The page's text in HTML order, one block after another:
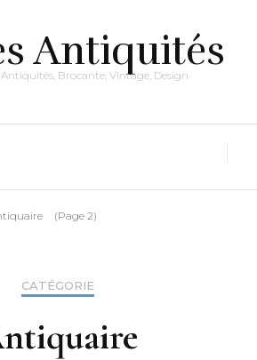
Antiquités
Brocante, Vintage, Design
(Page 2)
CATÉGORIE